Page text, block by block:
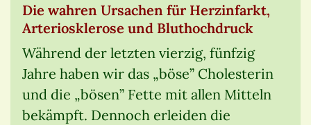
Die wahren Ursachen für Herzinfarkt,
Arteriosklerose und Bluthochdruck
Während der letzten vierzig, fünfzig
Jahre haben wir das „böse” Cholesterin
und die „bösen” Fette mit allen Mitteln
bekämpft. Dennoch erleiden die